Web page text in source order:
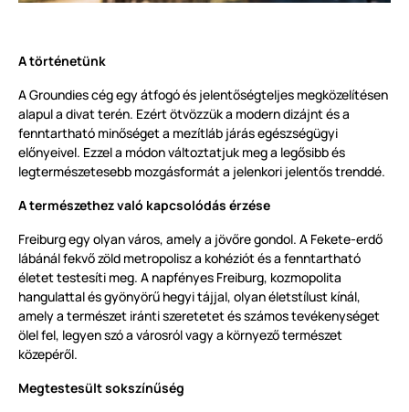
A történetünk
A Groundies cég egy átfogó és jelentőségteljes megközelítésen
alapul a divat terén. Ezért ötvözzük a modern dizájnt és a
fenntartható minőséget a mezítláb járás egészségügyi
előnyeivel. Ezzel a módon változtatjuk meg a legősibb és
legtermészetesebb mozgásformát a jelenkori jelentős trenddé.
A természethez való kapcsolódás érzése
Freiburg egy olyan város, amely a jövőre gondol. A Fekete-erdő
lábánál fekvő zöld metropolisz a kohéziót és a fenntartható
életet testesíti meg. A napfényes Freiburg, kozmopolita
hangulattal és gyönyörű hegyi tájjal, olyan életstílust kínál,
amely a természet iránti szeretetet és számos tevékenységet
ölel fel, legyen szó a városról vagy a környező természet
közepéről.
Megtestesült sokszínűség